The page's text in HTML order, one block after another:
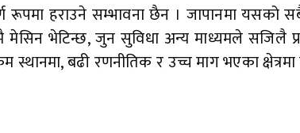
रूपमा हराउने सम्भावना छैन । जापानमा यसको
भेटिन्छ, जुन सुविधा अन्य माध्यमले सजिलै
बढी रणनीतिक र उच्च माग भएका क्षेत्रमा